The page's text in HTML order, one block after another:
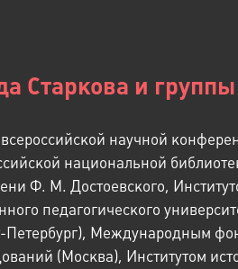
Старкова и
научной
национальной
Ф. М. Достоевского,
педагогического
Петербург), Международным
(Москва), Институтом